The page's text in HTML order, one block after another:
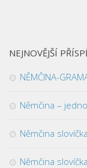
NEJNOVĚJŠÍ
NĚMČINA-
Němčina –
Němčina slovíčka
Němčina slovíčka